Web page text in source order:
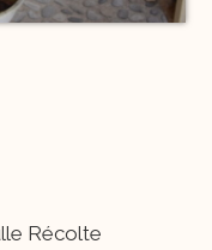
Récolte